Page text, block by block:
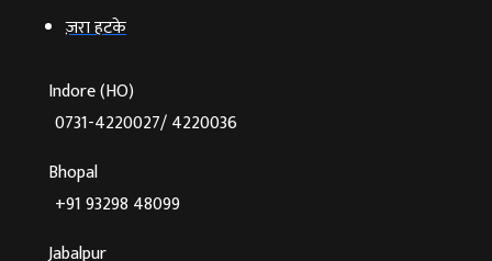
ज़रा हटके
Indore (HO)
0731-4220027/ 4220036
Bhopal
+91 93298 48099
Jabalpur